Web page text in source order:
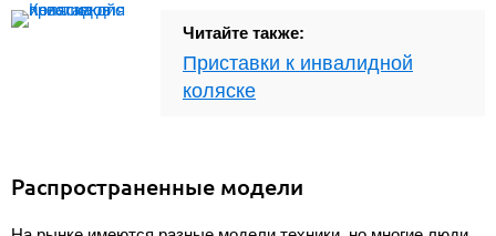
Читайте также:
Приставки к инвалидной
коляске
Распространенные модели